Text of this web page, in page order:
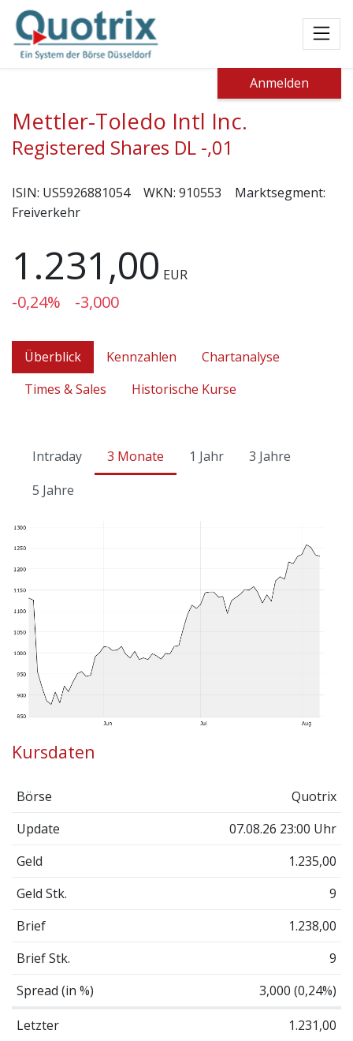
Anmelden
Mettler-Toledo Intl Inc.
Registered Shares DL -,01
ISIN: US5926881054 WKN: 910553
Marktsegment:
Freiverkehr
1.231,00 EUR
-0,24% -3,000
Überblick Kennzahlen
Chartanalyse
Times & Sales
Historische Kurse
Intraday 3 Monate 1 Jahr
3 Jahre
5 Jahre
Kursdaten
Börse
Quotrix
Update
07.08.26 23:00 Uhr
Geld
1.235,00
Geld Stk.
9
Brief
1.238,00
Brief Stk.
9
Spread (in %)
3,000 (0,24%)
Letzter
1.231,00